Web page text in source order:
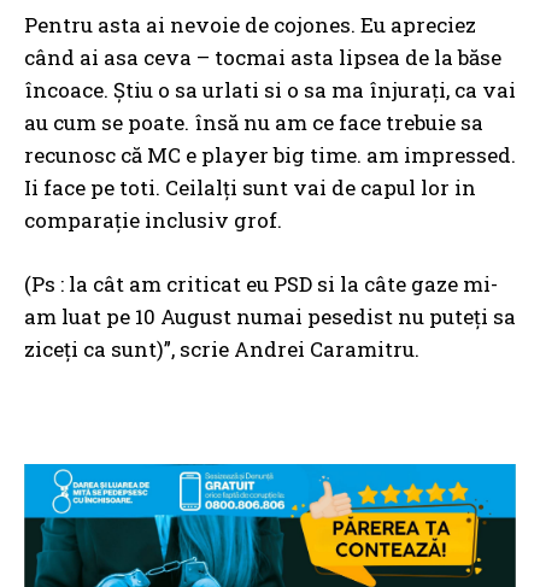
Pentru asta ai nevoie de cojones. Eu apreciez
când ai asa ceva – tocmai asta lipsea de la băse
încoace. Știu o sa urlati si o sa ma înjurați, ca vai
au cum se poate. însă nu am ce face trebuie sa
recunosc că MC e player big time. am impressed.
Ii face pe toti. Ceilalți sunt vai de capul lor in
comparație inclusiv grof.
(Ps : la cât am criticat eu PSD si la câte gaze mi-
am luat pe 10 August numai pesedist nu puteți sa
ziceți ca sunt)”, scrie Andrei Caramitru.